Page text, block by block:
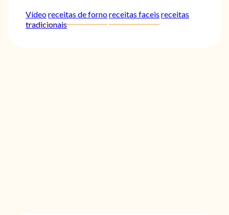
Vídeoreceitas de fornoreceitas faceis receitas
tradicionais